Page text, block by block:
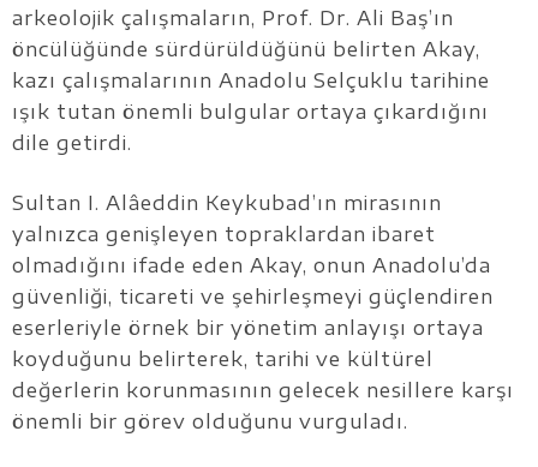
arkeolojik çalışmaların, Prof. Dr. Ali Baş’ın
öncülüğünde sürdürüldüğünü belirten Akay,
kazı çalışmalarının Anadolu Selçuklu tarihine
ışık tutan önemli bulgular ortaya çıkardığını
dile getirdi.
Sultan I. Alâeddin Keykubad’ın mirasının
yalnızca genişleyen topraklardan ibaret
olmadığını ifade eden Akay, onun Anadolu’da
güvenliği, ticareti ve şehirleşmeyi güçlendiren
eserleriyle örnek bir yönetim anlayışı ortaya
koyduğunu belirterek, tarihi ve kültürel
değerlerin korunmasının gelecek nesillere karşı
önemli bir görev olduğunu vurguladı.